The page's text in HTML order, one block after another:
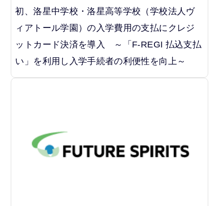
初、洛星中学校・洛星高等学校（学校法人ヴ
ィアトール学園）の入学費用の支払にクレジ
ットカード決済を導入 ～「F-REGI 払込支払
い」を利用し入学手続者の利便性を向上～